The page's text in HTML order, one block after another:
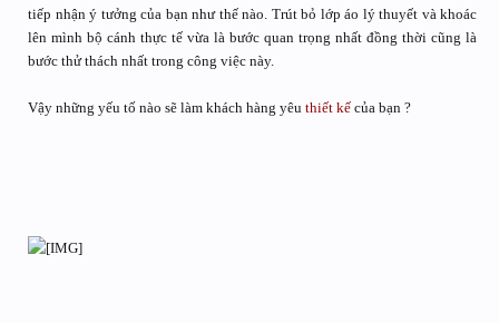
tiếp nhận ý tưởng của bạn như thế nào. Trút bỏ lớp áo lý thuyết và khoác
lên mình bộ cánh thực tế vừa là bước quan trọng nhất đồng thời cũng là
bước thử thách nhất trong công việc này.
Vậy những yếu tố nào sẽ làm khách hàng yêu thiết kế của bạn ?